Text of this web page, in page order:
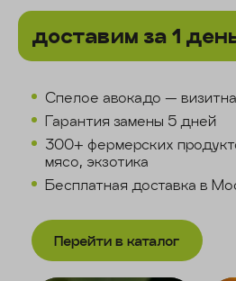
доставим за 1
Спелое авокадо —
Гарантия замены 5 дней
300+ фермерских
мясо, экзотика
Бесплатная доставка в
Перейти в каталог